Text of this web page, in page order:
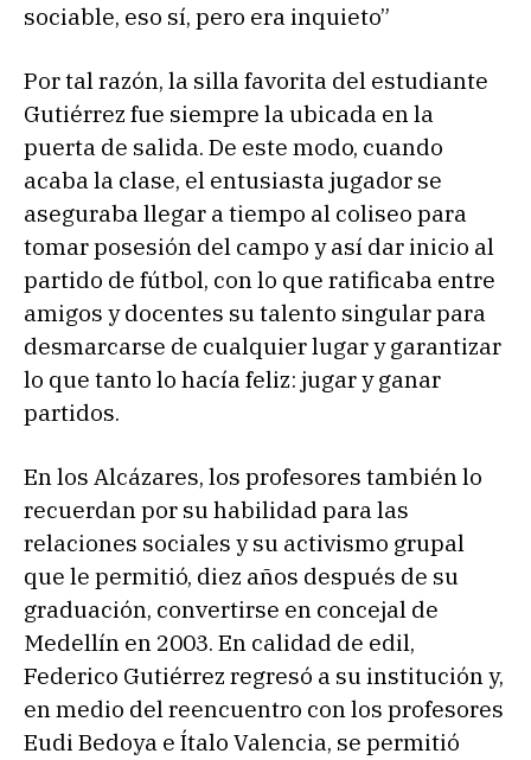
sociable, eso sí, pero era inquieto”
Por tal razón, la silla favorita del estudiante
Gutiérrez fue siempre la ubicada en la
puerta de salida. De este modo, cuando
acaba la clase, el entusiasta jugador se
aseguraba llegar a tiempo al coliseo para
tomar posesión del campo y así dar inicio al
partido de fútbol, con lo que ratificaba entre
amigos y docentes su talento singular para
desmarcarse de cualquier lugar y garantizar
lo que tanto lo hacía feliz: jugar y ganar
partidos.
En los Alcázares, los profesores también lo
recuerdan por su habilidad para las
relaciones sociales y su activismo grupal
que le permitió, diez años después de su
graduación, convertirse en concejal de
Medellín en 2003. En calidad de edil,
Federico Gutiérrez regresó a su institución y,
en medio del reencuentro con los profesores
Eudi Bedoya e Ítalo Valencia, se permitió